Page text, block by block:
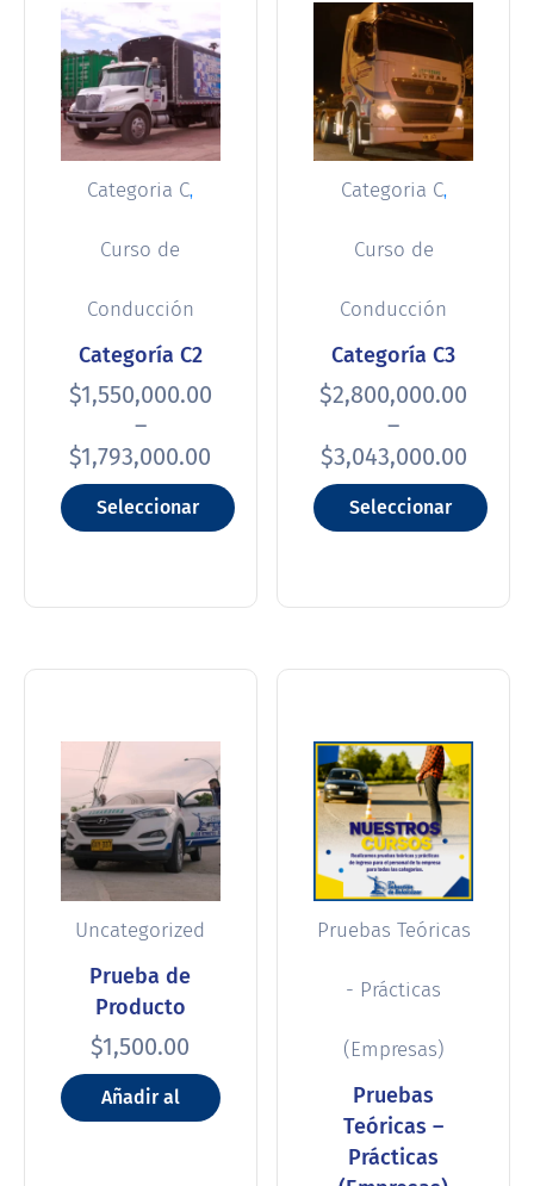
Categoria C,
Curso de
Conducción
Categoría C2
$1,550,000.00
–
$1,793,000.00
Seleccionar
Categoria C,
Curso de
Conducción
Categoría C3
$2,800,000.00
–
$3,043,000.00
Seleccionar
Uncategorized
Prueba de
Producto
$1,500.00
Añadir al
Pruebas Teóricas
- Prácticas
(Empresas)
Pruebas
Teóricas –
Prácticas